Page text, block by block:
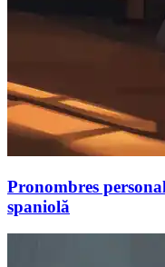
Pronombres
spaniolă